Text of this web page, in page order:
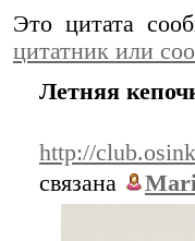
Это цитата
цитатник или
Летняя
http://
связана